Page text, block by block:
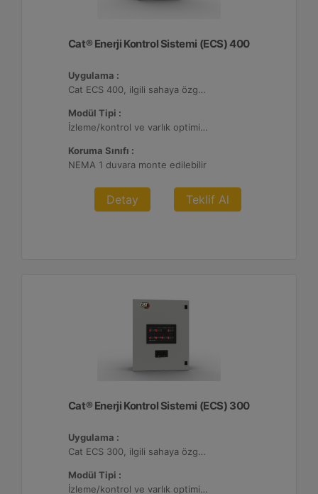
Cat® Enerji Kontrol Sistemi (ECS) 400
Uygulama :
Cat ECS 400, ilgili sahaya özgü varlık gereksinimlerini karşılayacak şekilde yapılandırılabildiği çeşitli mikro şebekelerde kullanılmaktadır.
Modül Tipi :
İzleme/kontrol ve varlık optimizasyonu, 32 adede kadar Dağıtılmış Enerji Kaynağı (DER) ile yapılandırılabilir.
Koruma Sınıfı :
NEMA 1 duvara monte edilebilir
Detay Teklif Al
Cat® Enerji Kontrol Sistemi (ECS) 300
Uygulama :
Cat ECS 300, ilgili sahaya özgü varlık gereksinimlerini karşılayacak şekilde yapılandırılabildiği çeşitli mikro şebekelerde kullanılmaktadır.
Modül Tipi :
İzleme/kontrol ve varlık optimizasyonu, 4 adede kadar Dağıtılmış Enerji Kaynağı (DER) ile yapılandırılabilir.